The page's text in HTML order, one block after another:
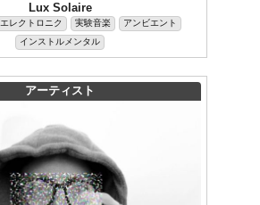
Lux Solaire
エレクトロニク 実験音楽
アンビエント
インストルメンタル
アーティスト